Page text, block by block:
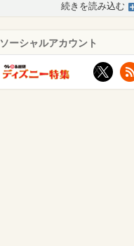
>
続きを読み込む
ソーシャルアカウント
X